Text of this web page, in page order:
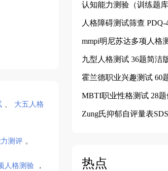
大五人格
测评 。
人格测验
，
认知能力测验（训练题库
人格障碍测试筛查 PDQ-4+量表
mmpi明尼苏达多项人格测验 566题
九型人格测试 36题简洁
霍兰德职业兴趣测试 60题简洁
MBTI职业性格测试 28题体
Zung氏抑郁自评量表SDS
热点